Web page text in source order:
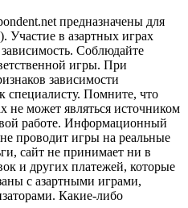
предназначены для
Участие в азартных играх
Соблюдайте
игры. При
зависимости
специалисту. Помните, что
не может являться источником
работе. Информационный
проводит игры на реальные
сайт не принимает ни в
и других платежей, которые
с азартными играми,
Какие-либо